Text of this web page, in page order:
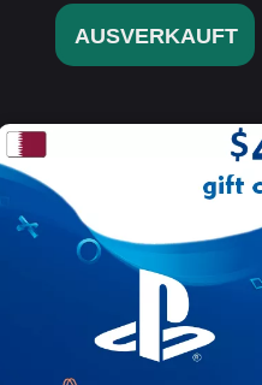
AUSVERKAUFT